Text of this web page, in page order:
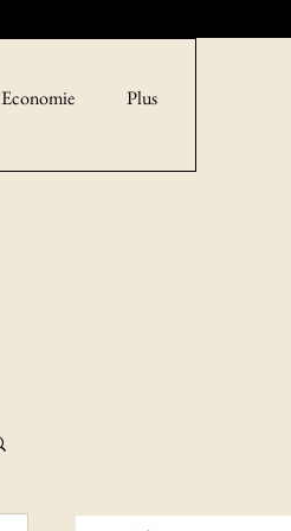
Economie Plus